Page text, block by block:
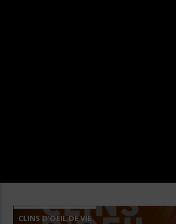
CLINS D’OEIL DE VIE